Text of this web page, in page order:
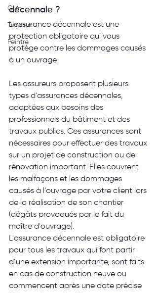
Clim
Travaux
Peintre
décennale ?
L'assurance décennale est une
protection obligatoire qui vous
protège contre les dommages causés
à un ouvrage.
Les assureurs proposent plusieurs
types d'assurances décennales,
adaptées aux besoins des
professionnels du bâtiment et des
travaux publics. Ces assurances sont
nécessaires pour effectuer des travaux
sur un projet de construction ou de
rénovation important. Elles couvrent
les malfaçons et les dommages
causés à l’ouvrage par votre client lors
de la réalisation de son chantier
(dégâts provoqués par le fait du
maître d'ouvrage).
L'assurance décennale est obligatoire
pour tous les travaux qui font partir
d’une extension importante, sont faits
en cas de construction neuve ou
commencent après une date précise